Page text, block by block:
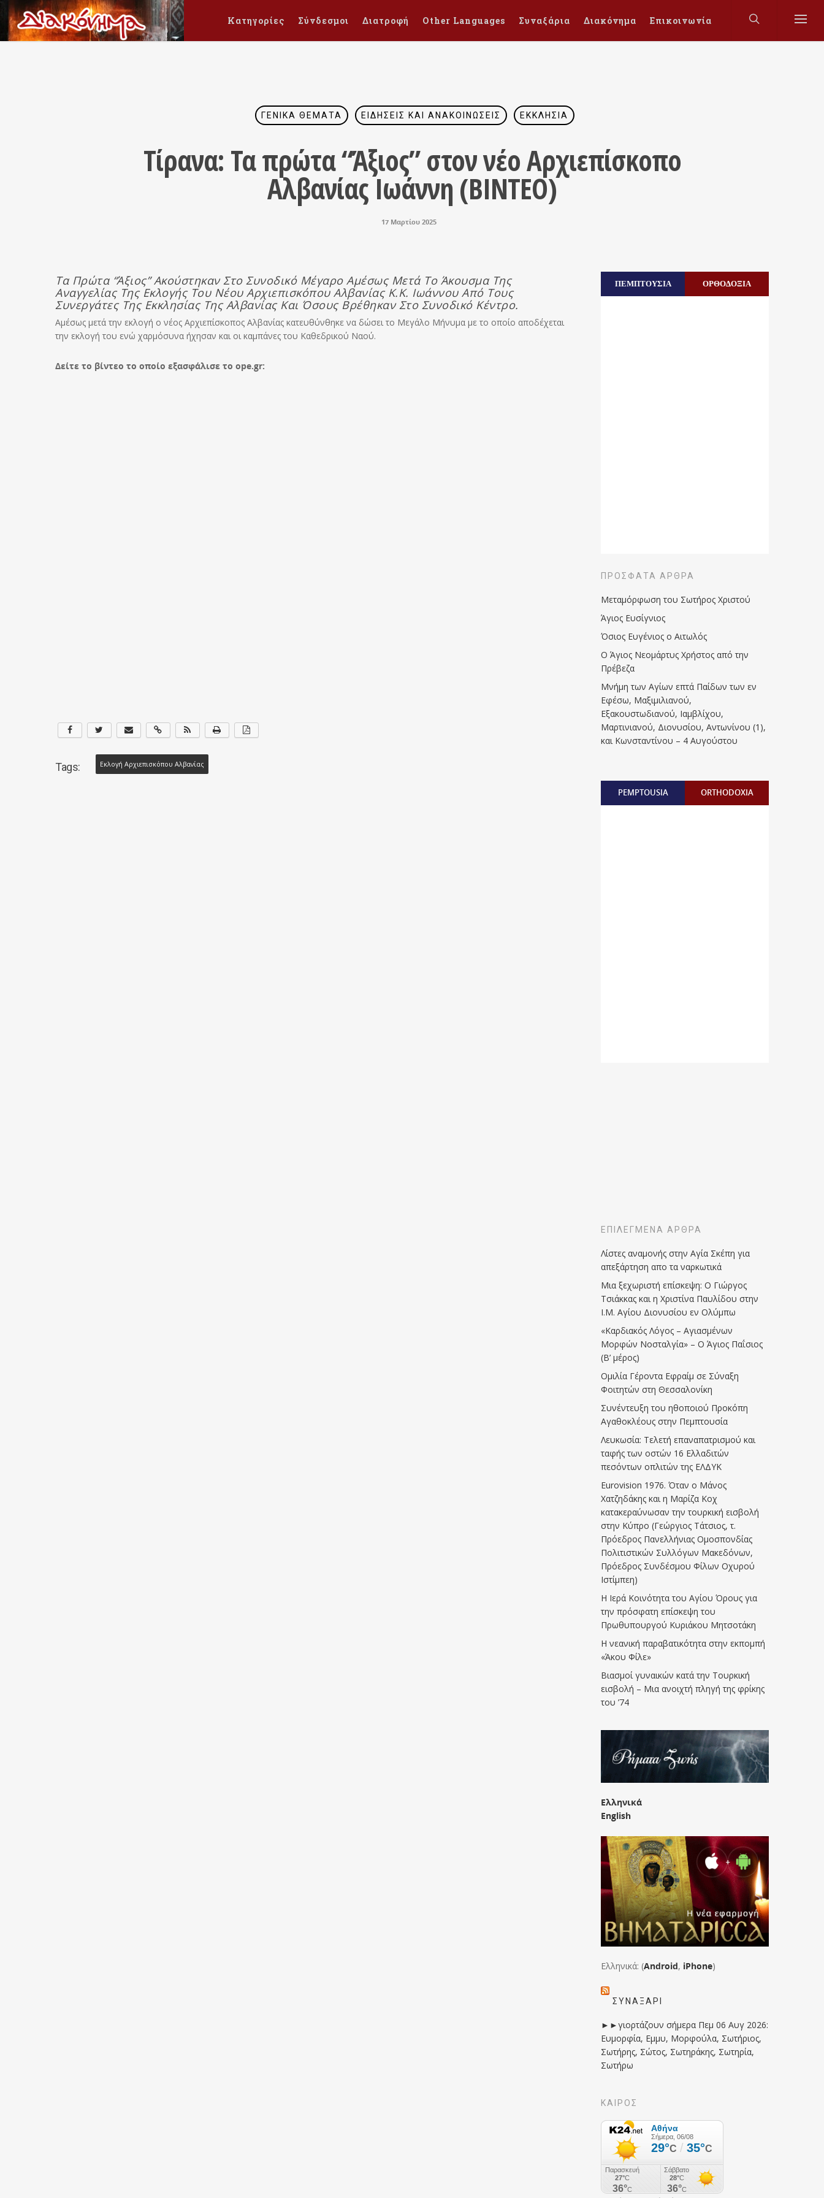
Κατηγορίες Σύνδεσμοι Διατροφή Other Languages Συναξάρια Διακόνημα Επικοινωνία
ΓΕΝΙΚΆ ΘΈΜΑΤΑ ΕΙΔΉΣΕΙΣ ΚΑΙ ΑΝΑΚΟΙΝΏΣΕΙΣ ΕΚΚΛΗΣΊΑ
Τίρανα: Τα πρώτα “Άξιος” στον νέο Αρχιεπίσκοπο
Αλβανίας Ιωάννη (ΒΙΝΤΕΟ)
17 Μαρτίου 2025
Τα Πρώτα “Άξιος” Ακούστηκαν Στο Συνοδικό Μέγαρο Αμέσως Μετά Το Άκουσμα Της
Αναγγελίας Της Εκλογής Του Νέου Αρχιεπισκόπου Αλβανίας Κ.κ. Ιωάννου Από Τους
Συνεργάτες Της Εκκλησίας Της Αλβανίας Και Όσους Βρέθηκαν Στο Συνοδικό Κέντρο.
Αμέσως μετά την εκλογή ο νέος Αρχιεπίσκοπος Αλβανίας κατευθύνθηκε να δώσει το Μεγάλο Μήνυμα με το οποίο αποδέχεται
την εκλογή του ενώ χαρμόσυνα ήχησαν και οι καμπάνες του Καθεδρικού Ναού.
Δείτε το βίντεο το οποίο εξασφάλισε το ope.gr:
Tags: Εκλογή Αρχιεπισκόπου Αλβανίας
ΠΕΜΠΤΟΥΣΙΑ ΟΡΘΟΔΟΞΙΑ
ΠΡΌΣΦΑΤΑ ΆΡΘΡΑ
Μεταμόρφωση του Σωτήρος Χριστού
Άγιος Ευσίγνιος
Όσιος Ευγένιος ο Αιτωλός
Ο Άγιος Νεομάρτυς Χρήστος από την
Πρέβεζα
Μνήμη των Aγίων επτά Παίδων των εν
Eφέσω, Mαξιμιλιανού,
Eξακουστωδιανού, Iαμβλίχου,
Mαρτινιανού, Διονυσίου, Aντωνίνου (1),
και Kωνσταντίνου – 4 Αυγούστου
PEMPTOUSIA ORTHODOXIA
ΕΠΙΛΕΓΜΈΝΑ ΆΡΘΡΑ
Λίστες αναμονής στην Αγία Σκέπη για
απεξάρτηση απο τα ναρκωτικά
Μια ξεχωριστή επίσκεψη: Ο Γιώργος
Τσιάκκας και η Χριστίνα Παυλίδου στην
Ι.Μ. Αγίου Διονυσίου εν Ολύμπω
«Καρδιακός Λόγος – Αγιασμένων
Μορφών Νοσταλγία» – Ο Άγιος Παΐσιος
(Β’ μέρος)
Ομιλία Γέροντα Εφραίμ σε Σύναξη
Φοιτητών στη Θεσσαλονίκη
Συνέντευξη του ηθοποιού Προκόπη
Αγαθοκλέους στην Πεμπτουσία
Λευκωσία: Τελετή επαναπατρισμού και
ταφής των οστών 16 Ελλαδιτών
πεσόντων οπλιτών της ΕΛΔΥΚ
Eurovision 1976. Όταν ο Μάνος
Χατζηδάκης και η Μαρίζα Κοχ
κατακεραύνωσαν την τουρκική εισβολή
στην Κύπρο (Γεώργιος Τάτσιος, τ.
Πρόεδρος Πανελλήνιας Ομοσπονδίας
Πολιτιστικών Συλλόγων Μακεδόνων,
Πρόεδρος Συνδέσμου Φίλων Οχυρού
Ιστίμπεη)
Η Ιερά Κοινότητα του Αγίου Όρους για
την πρόσφατη επίσκεψη του
Πρωθυπουργού Κυριάκου Μητσοτάκη
Η νεανική παραβατικότητα στην εκπομπή
«Άκου Φίλε»
Βιασμοί γυναικών κατά την Τουρκική
εισβολή – Μια ανοιχτή πληγή της φρίκης
του ’74
Ελληνικά
English
Ελληνικά: (Android, iPhone)
ΣΥΝΑΞΆΡΙ
►►γιορτάζουν σήμερα Πεμ 06 Αυγ 2026:
Ευμορφία, Εμμυ, Μορφούλα, Σωτήριος,
Σωτήρης, Σώτος, Σωτηράκης, Σωτηρία,
Σωτήρω
ΚΑΙΡΟΣ